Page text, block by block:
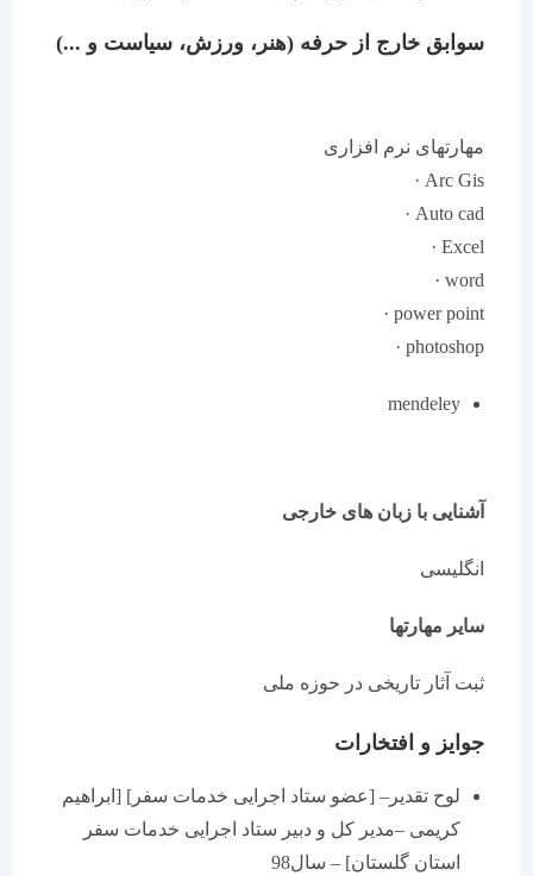
سوابق خارج از حرفه (هنر، ورزش، سیاست و ...)
مهارتهای نرم افزاری
Arc Gis ·
Auto cad ·
power point ·
photoshop ·
mendeley
آشنایی با زبان های خارجی
انگلیسی
سایر مهارتها
ثبت آثار تاریخی در حوزه ملی
جوایز و افتخارات
لوح تقدیر– [عضو ستاد اجرایی خدمات سفر] [ابراهیم
کریمی –مدیر کل و دبیر ستاد اجرایی خدمات سفر
استان گلستان] – سال98